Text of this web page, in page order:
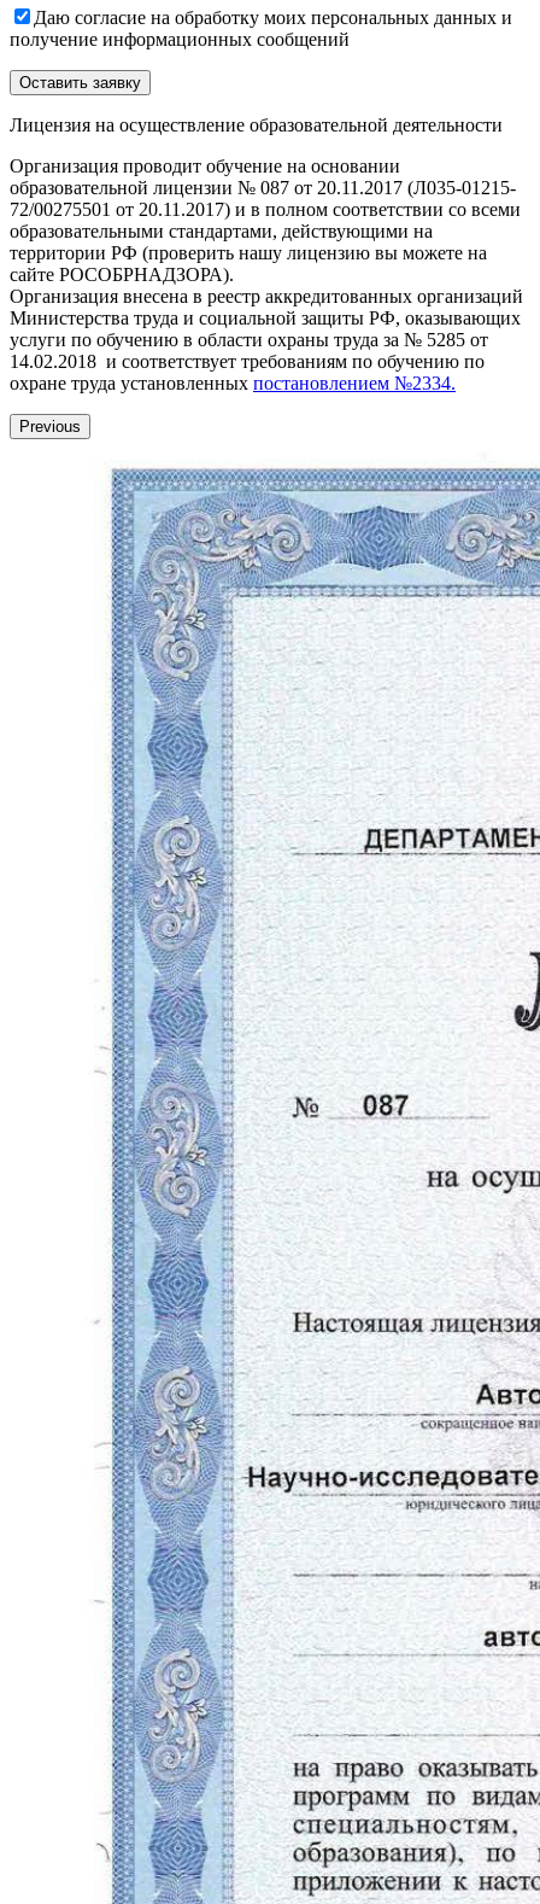
Даю согласие на обработку моих персональных данных и
получение информационных сообщений
Лицензия на осуществление образовательной деятельности
Организация проводит обучение на основании
образовательной лицензии № 087 от 20.11.2017 (Л035-01215-
72/00275501 от 20.11.2017) и в полном соответствии со всеми
образовательными стандартами, действующими на
территории РФ (проверить нашу лицензию вы можете на
сайте РОСОБРНАДЗОРА).
Организация внесена в реестр аккредитованных организаций
Министерства труда и социальной защиты РФ, оказывающих
услуги по обучению в области охраны труда за № 5285 от
14.02.2018 и соответствует требованиям по обучению по
охране труда установленных постановлением №2334.
Previous